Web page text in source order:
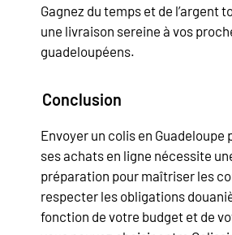
Gagnez du temps et de l’argent
une livraison sereine à vos
guadeloupéens.
Conclusion
Envoyer un colis en Guadeloupe
ses achats en ligne nécessite
préparation pour maîtriser les
respecter les obligations
fonction de votre budget et de